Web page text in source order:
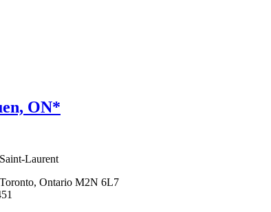
ON*
Laurent
Ontario M2N 6L7